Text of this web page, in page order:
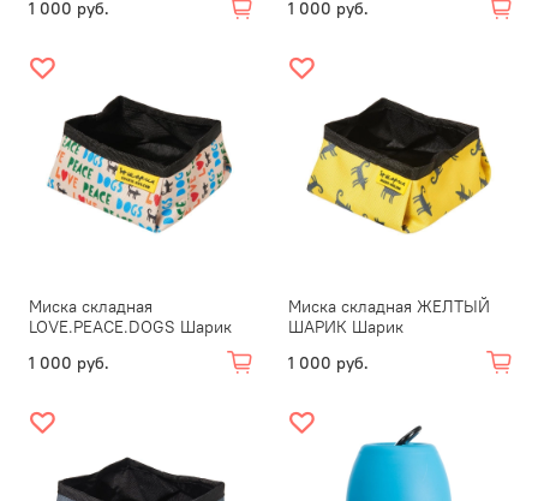
1 000 руб.
1 000 руб.
Миска складная
LOVE.PEACE.DOGS Шарик
1 000 руб.
Миска складная ЖЕЛТЫЙ
ШАРИК Шарик
1 000 руб.